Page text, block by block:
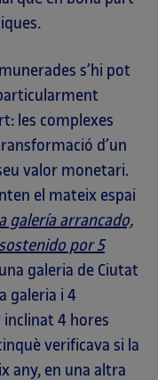
s’hi pot
les complexes
d’un
valor monetari.
el mateix espai
galería arrancado,
por 5
galeria de Ciutat
galeria i 4
4 hores
verificava si la
any, en una altra